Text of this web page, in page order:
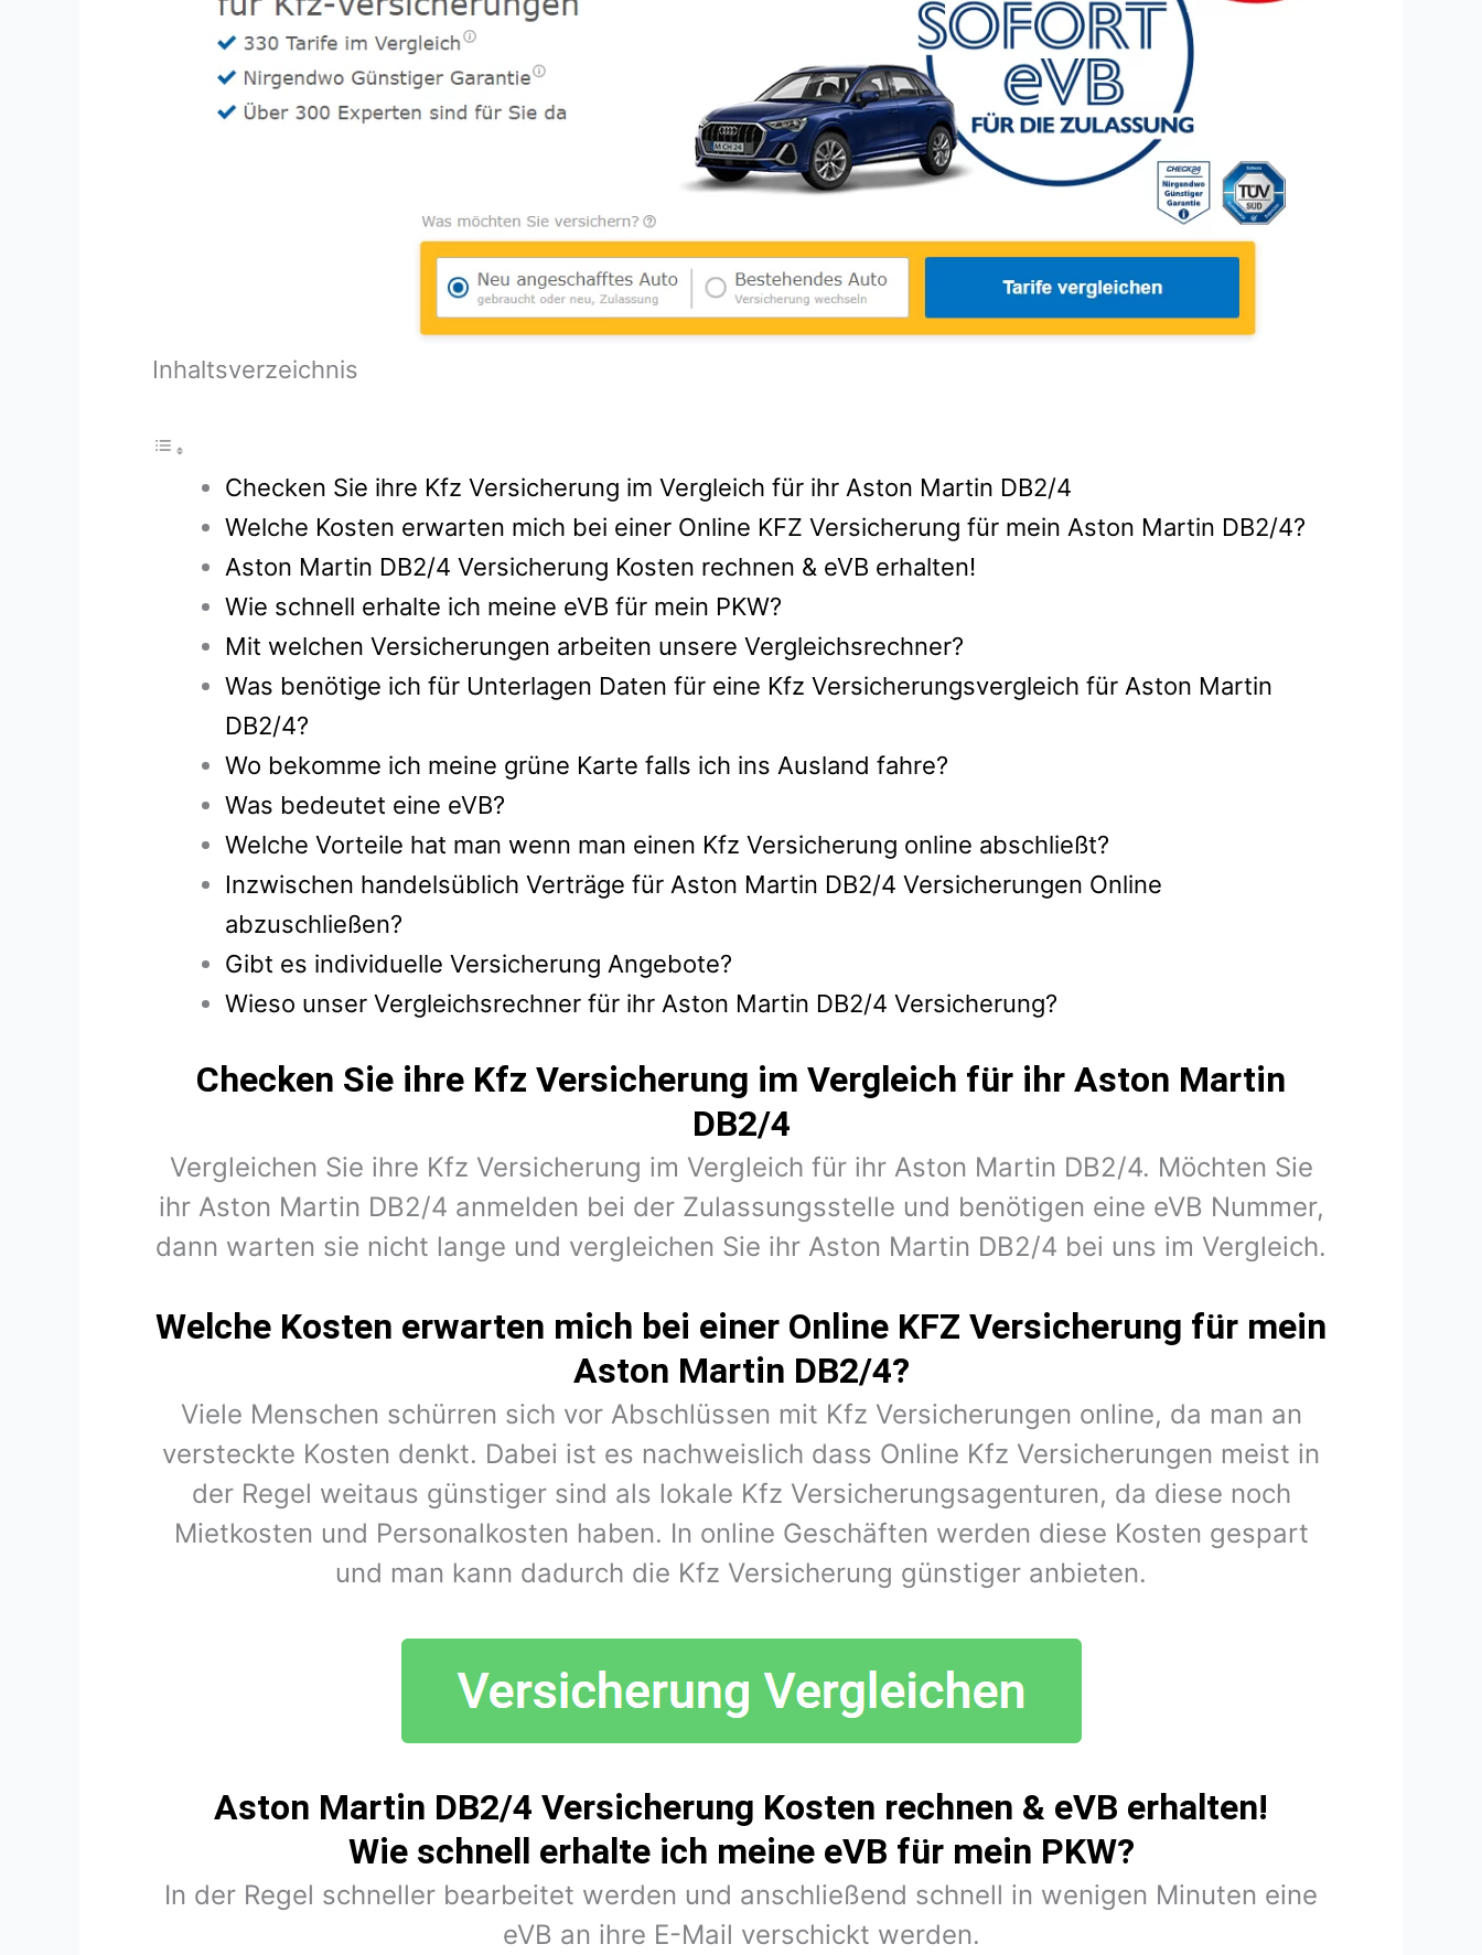
Inhaltsverzeichnis
Checken Sie ihre Kfz Versicherung im Vergleich für ihr Aston Martin DB2/4
Welche Kosten erwarten mich bei einer Online KFZ Versicherung für mein Aston Martin DB2/4?
Aston Martin DB2/4 Versicherung Kosten rechnen & eVB erhalten!
Wie schnell erhalte ich meine eVB für mein PKW?
Mit welchen Versicherungen arbeiten unsere Vergleichsrechner?
Was benötige ich für Unterlagen Daten für eine Kfz Versicherungsvergleich für Aston Martin
DB2/4?
Wo bekomme ich meine grüne Karte falls ich ins Ausland fahre?
Was bedeutet eine eVB?
Welche Vorteile hat man wenn man einen Kfz Versicherung online abschließt?
Inzwischen handelsüblich Verträge für Aston Martin DB2/4 Versicherungen Online
abzuschließen?
Gibt es individuelle Versicherung Angebote?
Wieso unser Vergleichsrechner für ihr Aston Martin DB2/4 Versicherung?
Checken Sie ihre Kfz Versicherung im Vergleich für ihr Aston Martin
DB2/4
Vergleichen Sie ihre Kfz Versicherung im Vergleich für ihr Aston Martin DB2/4. Möchten Sie
ihr Aston Martin DB2/4 anmelden bei der Zulassungsstelle und benötigen eine eVB Nummer,
dann warten sie nicht lange und vergleichen Sie ihr Aston Martin DB2/4 bei uns im Vergleich.
Welche Kosten erwarten mich bei einer Online KFZ Versicherung für mein
Aston Martin DB2/4?
Viele Menschen schürren sich vor Abschlüssen mit Kfz Versicherungen online, da man an
versteckte Kosten denkt. Dabei ist es nachweislich dass Online Kfz Versicherungen meist in
der Regel weitaus günstiger sind als lokale Kfz Versicherungsagenturen, da diese noch
Mietkosten und Personalkosten haben. In online Geschäften werden diese Kosten gespart
und man kann dadurch die Kfz Versicherung günstiger anbieten.
Aston Martin DB2/4 Versicherung Kosten rechnen & eVB erhalten!
Wie schnell erhalte ich meine eVB für mein PKW?
In der Regel schneller bearbeitet werden und anschließend schnell in wenigen Minuten eine
eVB an ihre E-Mail verschickt werden.